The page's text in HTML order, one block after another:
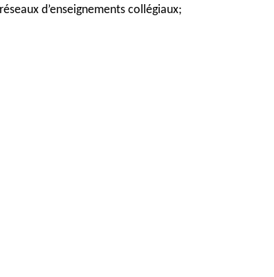
d’enseignements collégiaux;